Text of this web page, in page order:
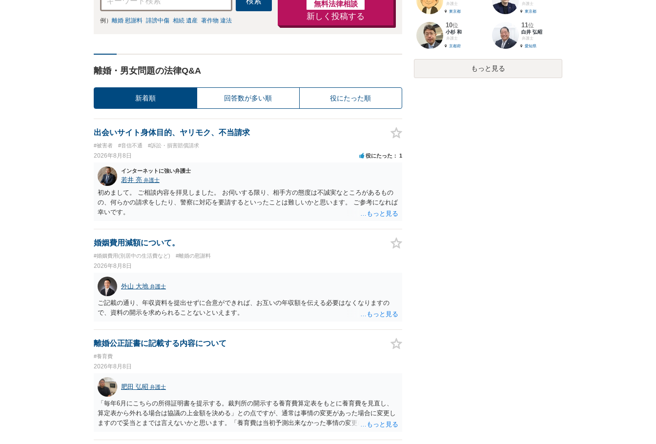
例） 離婚 慰謝料 誹謗中傷 相続 遺産 著作物 違法
無料法律相談
新しく投稿する
離婚・男女問題の法律Q&A
新着順 回答数が多い順 役にたった順
出会いサイト身体目的、ヤリモク、不当請求
#被害者 #音信不通 #訴訟・損害賠償請求
2026年8月8日 役にたった 1
インターネットに強い弁護士
若井 亮 弁護士
初めまして。 ご相談内容を拝見しました。 お伺いする限り、相手方の態度は不誠実なところがあるもの
の、何らかの請求をしたり、警察に対応を要請するといったことは難しいかと思います。 ご参考になれば
幸いです。
婚姻費用減額について。
#婚姻費用(別居中の生活費など) #離婚の慰謝料
2026年8月8日
外山 大地 弁護士
ご記載の通り、年収資料を提出せずに合意ができれば、お互いの年収額を伝える必要はなくなりますの
で、資料の開示を求められることないといえます。
離婚公正証書に記載する内容について
#養育費
2026年8月8日
肥田 弘昭 弁護士
「毎年6月にこちらの所得証明書を提示する。裁判所の開示する養育費算定表をもとに養育費を見直し、
算定表から外れる場合は協議の上金額を決める」との点ですが、通常は事情の変更があった場合に変更し
ますので妥当とまでは言えないかと思います。「養育費は当初予測出来なかった事情の変更により双方協
く事になり、上記のような文言が無くても養育費の見直しは適宜出来るかと思うのですが違うのでしょう
弁護士
東京都
弁護士
東京都
10位
小杉 和
弁護士
京都府
11位
白井 弘昭
弁護士
愛知県
もっと見る